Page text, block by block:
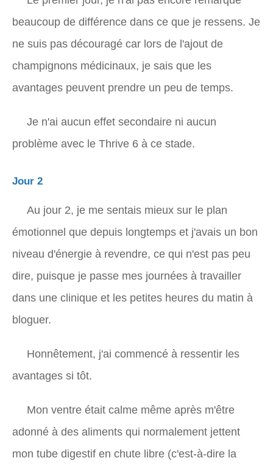
beaucoup de différence dans ce que je ressens. Je
ne suis pas découragé car lors de l'ajout de
champignons médicinaux, je sais que les
avantages peuvent prendre un peu de temps.
Je n'ai aucun effet secondaire ni aucun
problème avec le Thrive 6 à ce stade.
Jour 2
Au jour 2, je me sentais mieux sur le plan
émotionnel que depuis longtemps et j'avais un bon
niveau d'énergie à revendre, ce qui n'est pas peu
dire, puisque je passe mes journées à travailler
dans une clinique et les petites heures du matin à
bloguer.
Honnêtement, j'ai commencé à ressentir les
avantages si tôt.
Mon ventre était calme même après m'être
adonné à des aliments qui normalement jettent
mon tube digestif en chute libre (c'est-à-dire la